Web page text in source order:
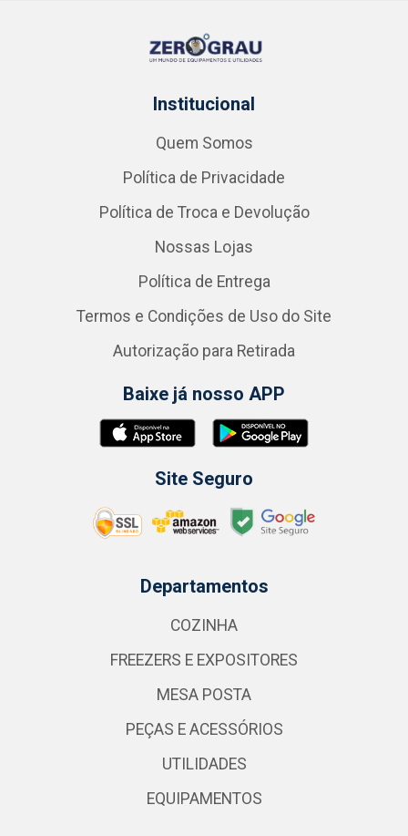
Institucional
Quem Somos
Política de Privacidade
Política de Troca e Devolução
Nossas Lojas
Política de Entrega
Termos e Condições de Uso do Site
Autorização para Retirada
Baixe já nosso APP
Site Seguro
Departamentos
COZINHA
FREEZERS E EXPOSITORES
MESA POSTA
PEÇAS E ACESSÓRIOS
UTILIDADES
EQUIPAMENTOS